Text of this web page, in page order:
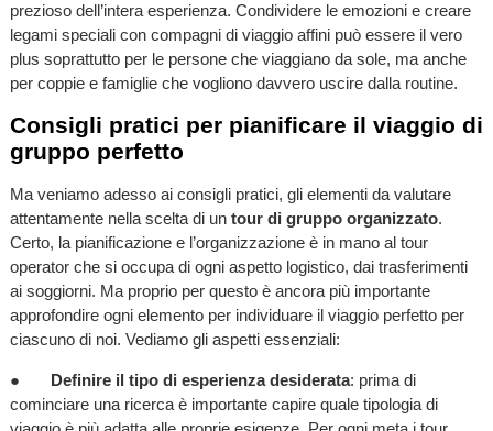
prezioso dell’intera esperienza. Condividere le emozioni e creare
legami speciali con compagni di viaggio affini può essere il vero
plus soprattutto per le persone che viaggiano da sole, ma anche
per coppie e famiglie che vogliono davvero uscire dalla routine.
Consigli pratici per pianificare il viaggio di
gruppo perfetto
Ma veniamo adesso ai consigli pratici, gli elementi da valutare
attentamente nella scelta di un tour di gruppo organizzato.
Certo, la pianificazione e l’organizzazione è in mano al tour
operator che si occupa di ogni aspetto logistico, dai trasferimenti
ai soggiorni. Ma proprio per questo è ancora più importante
approfondire ogni elemento per individuare il viaggio perfetto per
ciascuno di noi. Vediamo gli aspetti essenziali:
● Definire il tipo di esperienza desiderata: prima di
cominciare una ricerca è importante capire quale tipologia di